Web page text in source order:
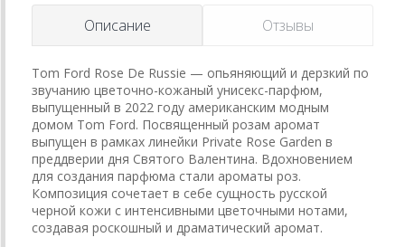
Описание Отзывы
Tom Ford Rose De Russie — опьяняющий и дерзкий по
звучанию цветочно-кожаный унисекс-парфюм,
выпущенный в 2022 году американским модным
домом Tom Ford. Посвященный розам аромат
выпущен в рамках линейки Private Rose Garden в
преддверии дня Святого Валентина. Вдохновением
для создания парфюма стали ароматы роз.
Композиция сочетает в себе сущность русской
черной кожи с интенсивными цветочными нотами,
создавая роскошный и драматический аромат.